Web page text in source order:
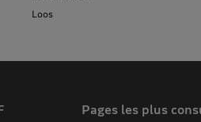
Loos
Pages les plus